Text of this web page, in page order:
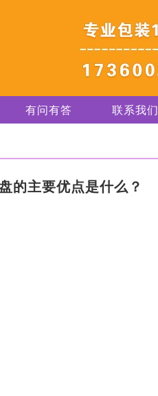
有问有答 联系我们
的主要优点是什么？